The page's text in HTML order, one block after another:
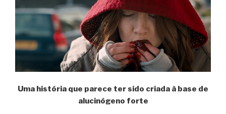
Uma história que parece ter sido criada à base de
alucinógeno forte